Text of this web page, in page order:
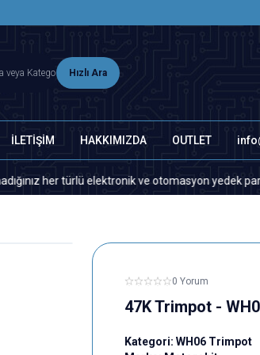
Hızlı Ara
İLETİŞİM HAKKIMIZDA OUTLET
her türlü elektronik ve otomasyon yedek parça
0 Yorum
47K Trimpot -
Kategori: WH06 Trimpot